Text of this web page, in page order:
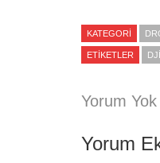
KATEGORI
ETIKETLER
Yorum Yok
Yorum